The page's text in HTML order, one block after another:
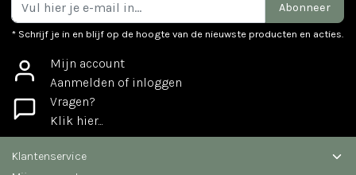
Abonneer
* Schrijf je in en blijf op de hoogte van de nieuwste producten en acties.
Mijn account
Aanmelden of inloggen
Vragen?
Klik hier...
Klantenservice